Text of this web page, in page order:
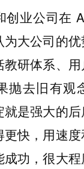
创业公司在
大公司的
教研体系、
抛去旧有观
是强大的
快，用速
成功，很大